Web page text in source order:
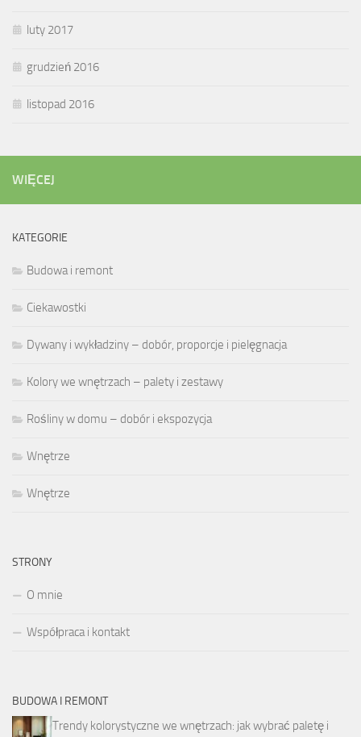
luty 2017
grudzień 2016
listopad 2016
WIĘCEJ
KATEGORIE
Budowa i remont
Ciekawostki
Dywany i wykładziny – dobór, proporcje i pielęgnacja
Kolory we wnętrzach – palety i zestawy
Rośliny w domu – dobór i ekspozycja
Wnętrze
Wnętrze
STRONY
O mnie
Współpraca i kontakt
BUDOWA I REMONT
Trendy kolorystyczne we wnętrzach: jak wybrać paletę i